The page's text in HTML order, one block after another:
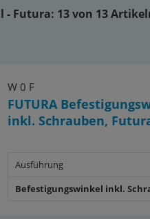
- Futura: 13 von 13
W 0 F
FUTURA
inkl. Schrauben,
Ausführung
Befestigungswinkel inkl.